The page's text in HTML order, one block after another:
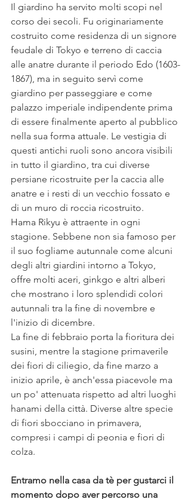
Il giardino ha servito molti scopi nel
corso dei secoli. Fu originariamente
costruito come residenza di un signore
feudale di Tokyo e terreno di caccia
alle anatre durante il periodo Edo (1603-
1867), ma in seguito servì come
giardino per passeggiare e come
palazzo imperiale indipendente prima
di essere finalmente aperto al pubblico
nella sua forma attuale. Le vestigia di
questi antichi ruoli sono ancora visibili
in tutto il giardino, tra cui diverse
persiane ricostruite per la caccia alle
anatre e i resti di un vecchio fossato e
di un muro di roccia ricostruito.
Hama Rikyu è attraente in ogni
stagione. Sebbene non sia famoso per
il suo fogliame autunnale come alcuni
degli altri giardini intorno a Tokyo,
offre molti aceri, ginkgo e altri alberi
che mostrano i loro splendidi colori
autunnali tra la fine di novembre e
l'inizio di dicembre.
La fine di febbraio porta la fioritura dei
susini, mentre la stagione primaverile
dei fiori di ciliegio, da fine marzo a
inizio aprile, è anch'essa piacevole ma
un po' attenuata rispetto ad altri luoghi
hanami della città. Diverse altre specie
di fiori sbocciano in primavera,
compresi i campi di peonia e fiori di
colza.
Entramo nella casa da tè per gustarci il
momento dopo aver percorso una